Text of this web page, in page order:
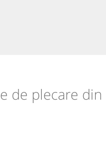
de plecare